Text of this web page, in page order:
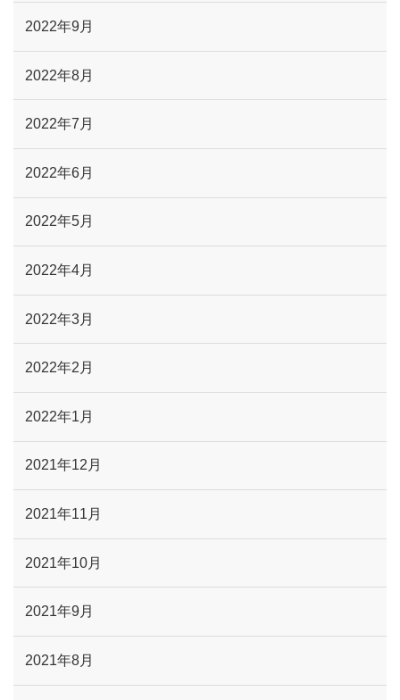
2022年9月
2022年8月
2022年7月
2022年6月
2022年5月
2022年4月
2022年3月
2022年2月
2022年1月
2021年12月
2021年11月
2021年10月
2021年9月
2021年8月